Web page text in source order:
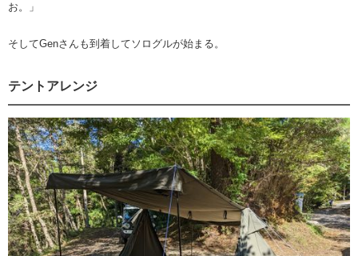
お。」
そしてGenさんも到着してソログルが始まる。
テントアレンジ